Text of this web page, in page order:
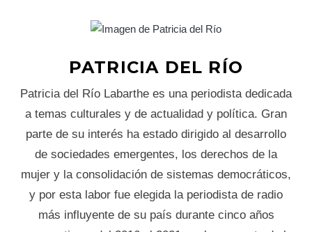
PATRICIA DEL RÍO
Patricia del Río Labarthe es una periodista dedicada
a temas culturales y de actualidad y política. Gran
parte de su interés ha estado dirigido al desarrollo
de sociedades emergentes, los derechos de la
mujer y la consolidación de sistemas democráticos,
y por esta labor fue elegida la periodista de radio
más influyente de su país durante cinco años